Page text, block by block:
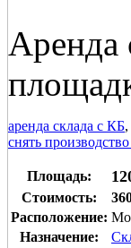
Аренда
аренда склада с КБ,
снять
Площадь:
Стоимость:
Расположение:
Назначение: